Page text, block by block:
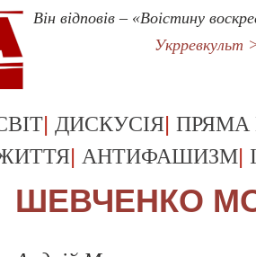
Він відповів – «Воістину
Укрревкульт
| ДИСКУСІЯ| ПРЯМА
| АНТИФАШИЗМ|
ШЕВЧЕНКО